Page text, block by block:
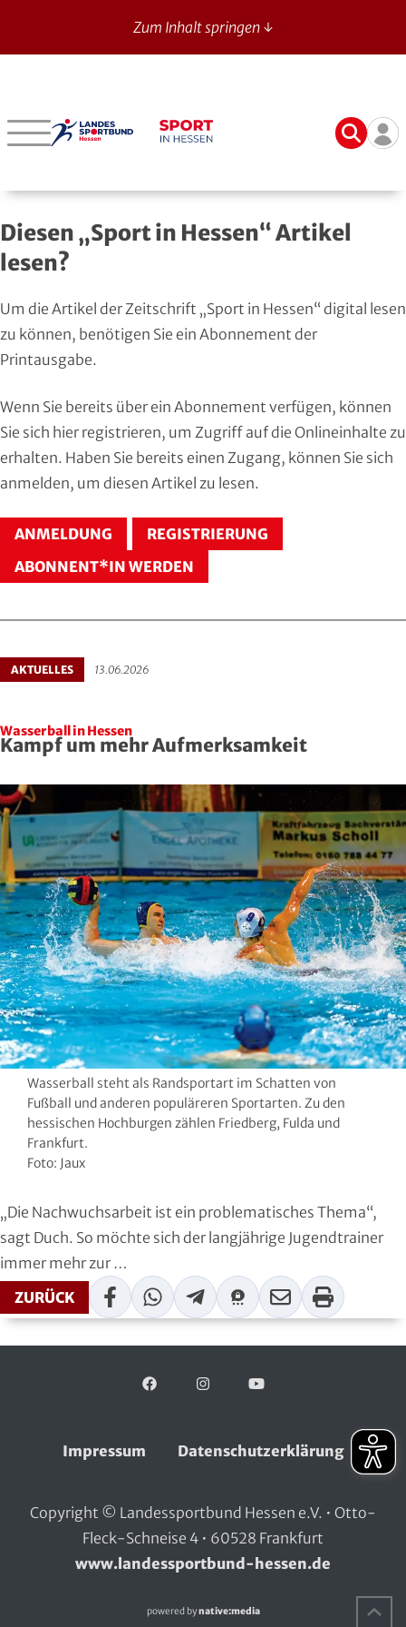
Zum Inhalt springen ↓
Sport in Hessen - News
Suche
Diesen „Sport in Hessen“ Artikel
lesen?
Um die Artikel der Zeitschrift „Sport in Hessen“ digital lesen
zu können, benötigen Sie ein Abonnement der
Printausgabe.
Wenn Sie bereits über ein Abonnement verfügen, können
Sie sich hier registrieren, um Zugriff auf die Onlineinhalte zu
erhalten. Haben Sie bereits einen Zugang, können Sie sich
anmelden, um diesen Artikel zu lesen.
ANMELDUNG
REGISTRIERUNG
ABONNENT*IN WERDEN
AKTUELLES 13.06.2026
Wasserball in Hessen
Kampf um mehr Aufmerksamkeit
Wasserball steht als Randsportart im Schatten von
Fußball und anderen populäreren Sportarten. Zu den
hessischen Hochburgen zählen Friedberg, Fulda und
Frankfurt.
Foto: Jaux
„Die Nachwuchsarbeit ist ein problematisches Thema“,
sagt Duch. So möchte sich der langjährige Jugendtrainer
immer mehr zur …
ZURÜCK
FacebookWhatsAppTelegramThreema
Mail Print
Folgen Sie uns auf:
FacebookInstagramYouTube
Impressum Datenschutzerklärung
Copyright © Landessportbund Hessen e.V. • Otto-
Fleck-Schneise 4 • 60528 Frankfurt
www.landessportbund-hessen.de
powered bynative:media
Bergstraße
Darmstadt-Dieburg
Frankfurt
Gießen
Groß-Gerau
Hochtaunus
Limburg-Weilburg
Odenwald
Offenbach
Region Kassel
Rheingau-Taunus
Schwalm-Eder
Vogelsberg
Waldeck-Frankenberg
Werra-Meißner
Wetterau
Wiesbaden
Verbände mit bes. Aufgaben
Aikido
American Football
Badminton
Bahnengolf
Basketball
Cricket
Dart
DAV
Eishockey
Eissport
Fechten
Floorball
Frisbeesport
Fußball
Gehörlosen Sport
Handball
Ju-Jutsu
Judo
Kegeln und Bowling
Kickboxen
Betriebssport-Verband
CVJM-Westbund
DJK
DSLV
Deutscher Verband für Freikörperkultur
Hochschulsport
Naturfreunde Hessen
Sportärzteverband
Aktuelle Ausgabe
Archiv
Registrierung